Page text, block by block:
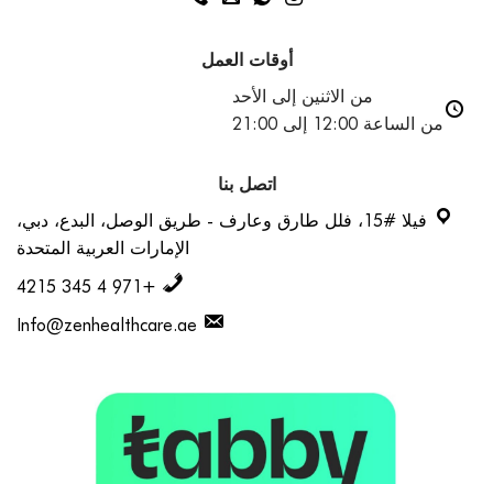
أوقات العمل
من الاثنين إلى الأحد
من الساعة 12:00 إلى 21:00
اتصل بنا
فيلا #15، فلل طارق وعارف - طريق الوصل، البدع، دبي،
الإمارات العربية المتحدة
+971 4 345 4215
Info@zenhealthcare.ae